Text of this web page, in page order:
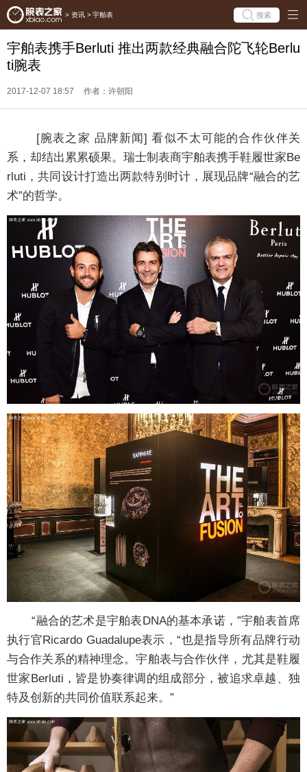
> 资讯 > 宇舶表 搜索
宇舶表携手Berluti 推出两款经典融合陀飞轮Berlu
ti腕表
2017-12-07 18:57 作者：许朝阳
[腕表之家 品牌新闻] 看似不太可能的合作伙伴关
系，却结出累累硕果。瑞士制表商宇舶表携手鞋履世家Be
rluti，共同设计打造出两款特别时计，展现品牌“融合的艺
术”的哲学。
“融合的艺术是宇舶表DNA的基本承诺，”宇舶表首席
执行官Ricardo Guadalupe表示，“也是指导所有品牌行动
与合作关系的精神理念。宇舶表与合作伙伴，尤其是鞋履
世家Berluti，皆是协奏律调的组成部分，被追求卓越、独
特及创新的共同价值联系起来。”